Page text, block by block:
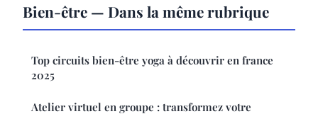
Bien-être — Dans la même rubrique
Top circuits bien-être yoga à découvrir en france
2025
Atelier virtuel en groupe : transformez votre